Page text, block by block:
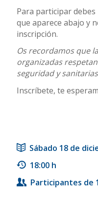
Para participar
que aparece abajo y
inscripción.
Os recordamos que
organizadas
seguridad y
Inscríbete, te
Sábado 18 de
18:00 h
Participantes de